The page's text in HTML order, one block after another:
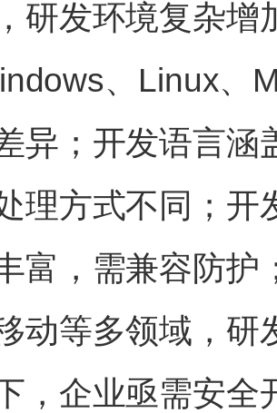
研发环境复杂
、Linux、
异；开发语言涵
理方式不同；开
富，需兼容防护
动等多领域，研
，企业亟需安全